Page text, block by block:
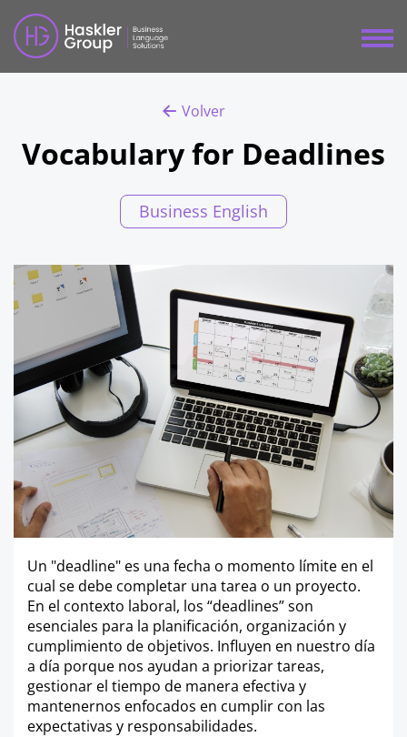
Volver
Vocabulary for Deadlines
Business English
Un "deadline" es una fecha o momento límite en el
cual se debe completar una tarea o un proyecto.
En el contexto laboral, los “deadlines” son
esenciales para la planificación, organización y
cumplimiento de objetivos. Influyen en nuestro día
a día porque nos ayudan a priorizar tareas,
gestionar el tiempo de manera efectiva y
mantenernos enfocados en cumplir con las
expectativas y responsabilidades.